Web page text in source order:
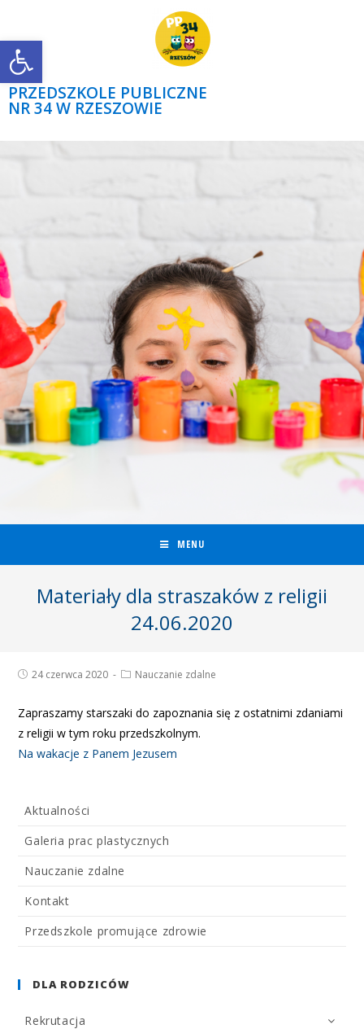
Open toolbar
PRZEDSZKOLE PUBLICZNE
NR 34 W RZESZOWIE
MENU
Materiały dla straszaków z religii
24.06.2020
24 czerwca 2020 Nauczanie zdalne
Zapraszamy starszaki do zapoznania się z ostatnimi zdaniami
z religii w tym roku przedszkolnym.
Na wakacje z Panem Jezusem
Aktualności
Galeria prac plastycznych
Nauczanie zdalne
Kontakt
Przedszkole promujące zdrowie
DLA RODZICÓW
Rekrutacja